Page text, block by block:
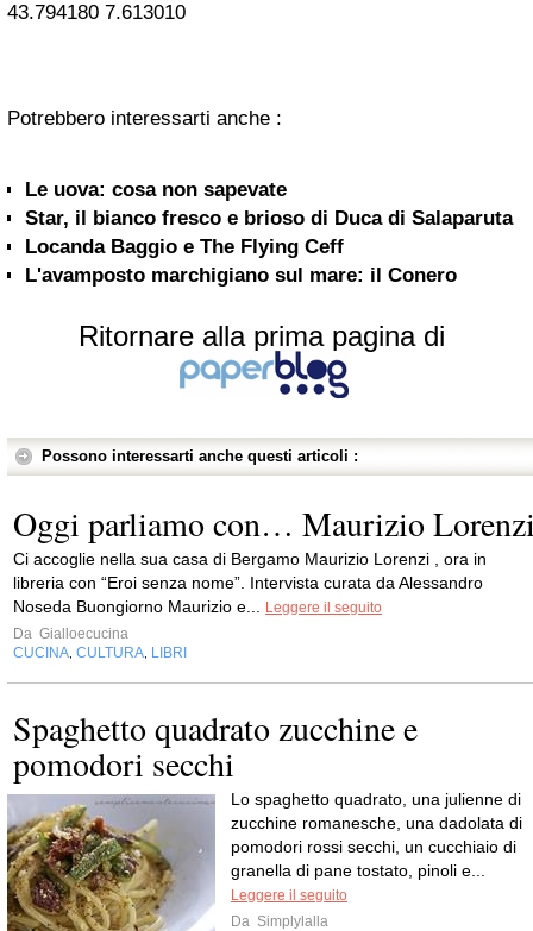
43.794180 7.613010
Potrebbero interessarti anche :
Le uova: cosa non sapevate
Star, il bianco fresco e brioso di Duca di Salaparuta
Locanda Baggio e The Flying Ceff
L'avamposto marchigiano sul mare: il Conero
Ritornare alla prima pagina di
Possono interessarti anche questi articoli :
Oggi parliamo con… Maurizio
Ci accoglie nella sua casa di Bergamo Maurizio Lorenzi , ora in
libreria con “Eroi senza nome”. Intervista curata da Alessandro
Noseda Buongiorno Maurizio e...
Leggere il seguito
Da Gialloecucina
CUCINA CULTURA LIBRI
Spaghetto quadrato zucchine e
pomodori secchi
Lo spaghetto quadrato, una julienne di
zucchine romanesche, una dadolata di
pomodori rossi secchi, un cucchiaio di
granella di pane tostato, pinoli e...
Leggere il seguito
Da Simplylalla